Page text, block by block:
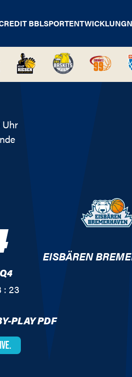
BBLSPORTENTWICKLUNG
Uhr
Q4
: 23
EISBÄREN
PLAY PDF